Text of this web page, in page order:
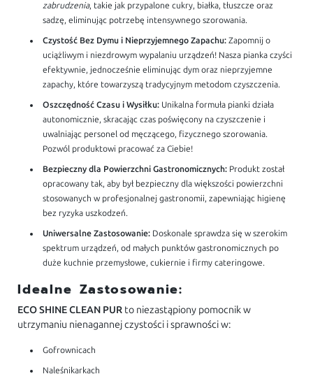
zabrudzenia, takie jak przypalone cukry, białka, tłuszcze oraz
sadzę, eliminując potrzebę intensywnego szorowania.
Czystość Bez Dymu i Nieprzyjemnego Zapachu: Zapomnij o
uciążliwym i niezdrowym wypalaniu urządzeń! Nasza pianka czyści
efektywnie, jednocześnie eliminując dym oraz nieprzyjemne
zapachy, które towarzyszą tradycyjnym metodom czyszczenia.
Oszczędność Czasu i Wysiłku: Unikalna formuła pianki działa
autonomicznie, skracając czas poświęcony na czyszczenie i
uwalniając personel od męczącego, fizycznego szorowania.
Pozwól produktowi pracować za Ciebie!
Bezpieczny dla Powierzchni Gastronomicznych: Produkt został
opracowany tak, aby był bezpieczny dla większości powierzchni
stosowanych w profesjonalnej gastronomii, zapewniając higienę
bez ryzyka uszkodzeń.
Uniwersalne Zastosowanie: Doskonale sprawdza się w szerokim
spektrum urządzeń, od małych punktów gastronomicznych po
duże kuchnie przemysłowe, cukiernie i firmy cateringowe.
Idealne Zastosowanie:
ECO SHINE CLEAN PUR to niezastąpiony pomocnik w
utrzymaniu nienagannej czystości i sprawności w:
Gofrownicach
Naleśnikarkach